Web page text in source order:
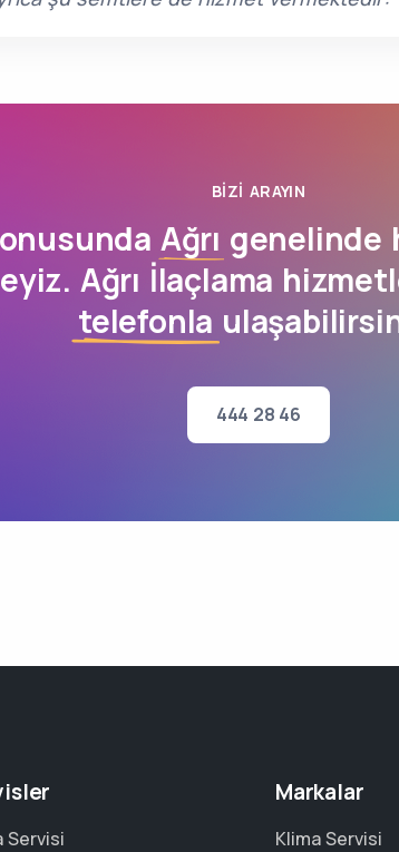
BIZI ARAYIN
Ağrı genelinde
Ağrı İlaçlama
telefonla
444 28 46
Servisi
Markalar
Klima Servisi